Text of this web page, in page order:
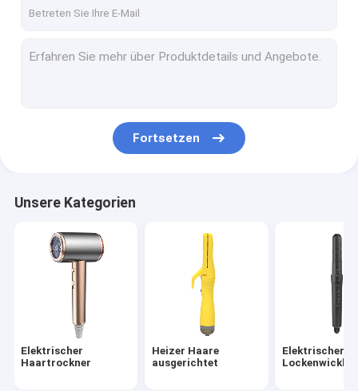
Elektrischer Haar-Lockenwickler
Hochgeschwindigkeitshaartrockner
Multifunktionaler Haarstiller
Fortsetzen
Unsere Kategorien
Elektrischer
Haartrockner
Heizer Haare
ausgerichtet
Elektrischer
Lockenwickler